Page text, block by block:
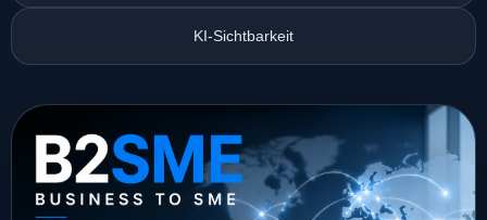
KI-Sichtbarkeit